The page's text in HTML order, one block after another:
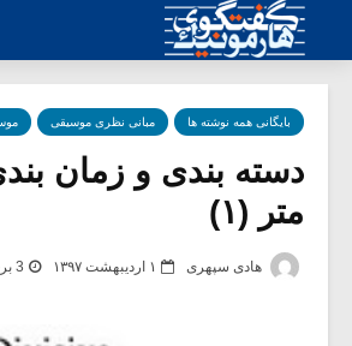
بایگانی همه نوشته ها مبانی نظری موسیقی
دسته بندی و زمان
متر (۱)
هادی سپهری ۱ اردیبهشت ۱۳۹۷ 3 برچسب -